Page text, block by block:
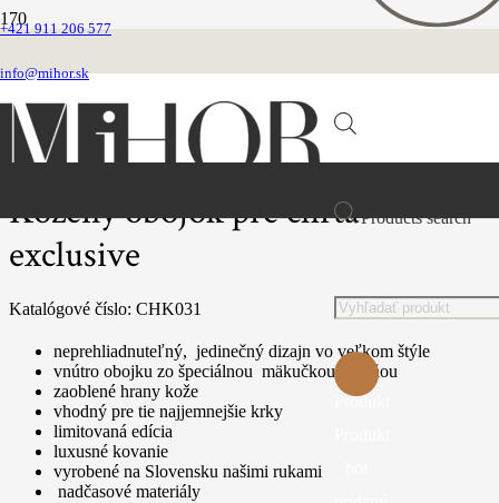
+421 911 206 577
info@mihor.sk
Products search
Produkt
Domovská stránka
Chrtie obojky
Kožený obojok pre chrta exclusive
Kožený obojok pre chrta
exclusive
Katalógové číslo: CHK031
neprehliadnuteľný, jedinečný dizajn vo veľkom štýle
vnútro obojku zo špeciálnou mäkučkou výplňou
zaoblené hrany kože
vhodný pre tie najjemnejšie krky
limitovaná edícia
luxusné kovanie
vyrobené na Slovensku našimi rukami
nadčasové materiály